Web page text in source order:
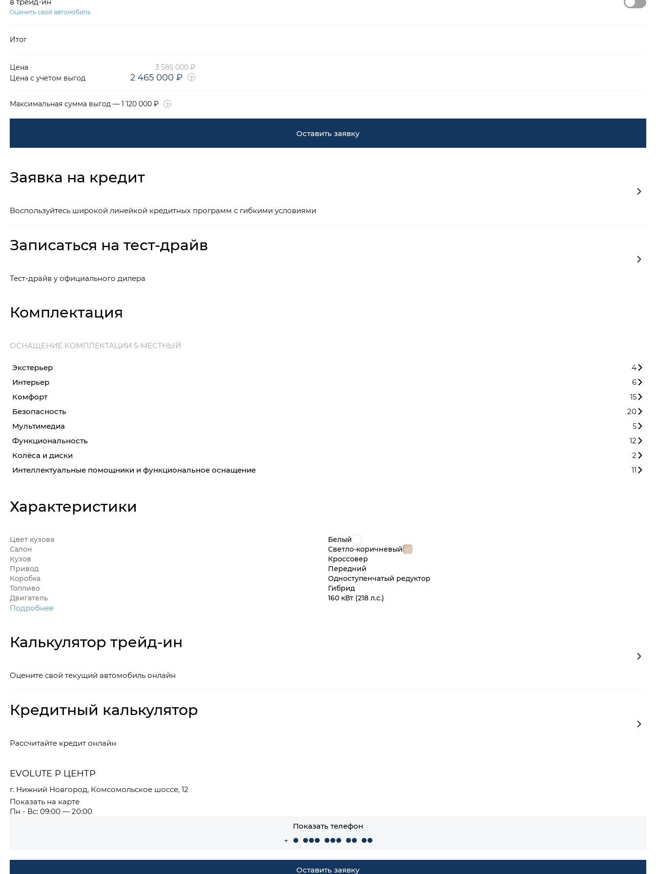
Оценить свой автомобиль
Итог
Цена
3 585 000 ₽
Цена с учетом выгод
2 465 000 ₽
Максимальная сумма выгод — 1 120 000 ₽
Оставить заявку
Заявка на кредит
Воспользуйтесь широкой линейкой кредитных программ с гибкими условиями
Записаться на тест-драйв
Тест-драйв у официального дилера
Комплектация
ОСНАЩЕНИЕ КОМПЛЕКТАЦИИ 5-МЕСТНЫЙ
Экстерьер
4
Интерьер
6
Комфорт
15
Безопасность
20
Мультимедиа
5
Функциональность
12
Колёса и диски
2
Интеллектуальные помощники и функциональное оснащение
11
Характеристики
Цвет кузова
Белый
Салон
Светло-коричневый
Кузов
Кроссовер
Привод
Передний
Коробка
Одноступенчатый редуктор
Топливо
Гибрид
Двигатель
160 кВт (218 л.с.)
Подробнее
Калькулятор трейд-ин
Оцените свой текущий автомобиль онлайн
Кредитный калькулятор
Рассчитайте кредит онлайн
EVOLUTE Р ЦЕНТР
г. Нижний Новгород, Комсомольское шоссе, 12
Показать на карте
Пн - Вс: 09:00 — 20:00
Показать телефон
+
Оставить заявку